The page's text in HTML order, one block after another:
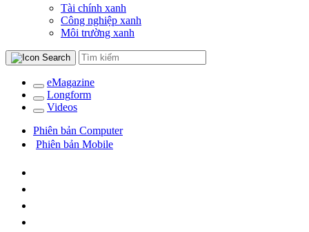
Tài chính xanh
Công nghiệp xanh
Môi trường xanh
eMagazine
Longform
Videos
Phiên bản Computer
Phiên bản Mobile